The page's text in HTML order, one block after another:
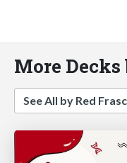
More Decks
See All by Red